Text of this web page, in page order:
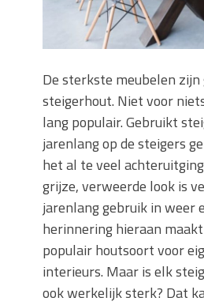
kopen?
Buitenleven, de tuin en een
kopen
Verbouwen? Sla je inboedel
Waar let je op bij het kiezen
dakdekkersbedrijf?
De sterkste meubelen
steigerhout. Niet voor
lang populair. Gebruikt
jarenlang op de steigers
het al te veel
grijze, verweerde look is
jarenlang gebruik in weer
herinnering hieraan
populair houtsoort voor
interieurs. Maar is elk
ook werkelijk sterk? Dat